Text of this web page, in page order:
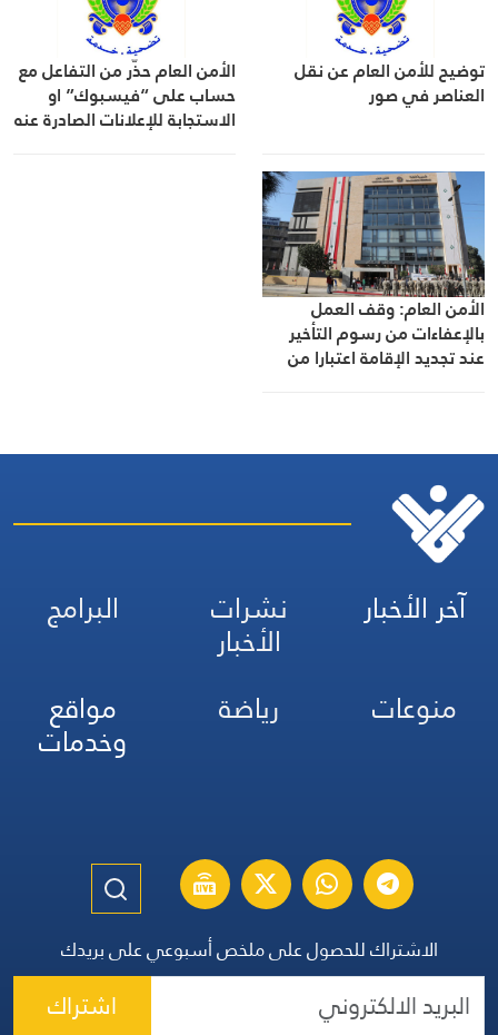
توضيح للأمن العام عن نقل
العناصر في صور
الأمن العام حذّر من التفاعل مع
حساب على “فيسبوك” او
الاستجابة للإعلانات الصادرة عنه
الأمن العام: وقف العمل
بالإعفاءات من رسوم التأخير
عند تجديد الإقامة اعتبارا من
آخر الأخبار نشرات
الأخبار
البرامج
منوعات
رياضة مواقع
وخدمات
الاشتراك للحصول على ملخص أسبوعي على بريدك
اشتراك